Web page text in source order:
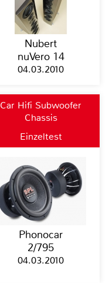
Nubert
nuVero 14
04.03.2010
Car Hifi Subwoofer
Chassis
Einzeltest
Phonocar
2/795
04.03.2010